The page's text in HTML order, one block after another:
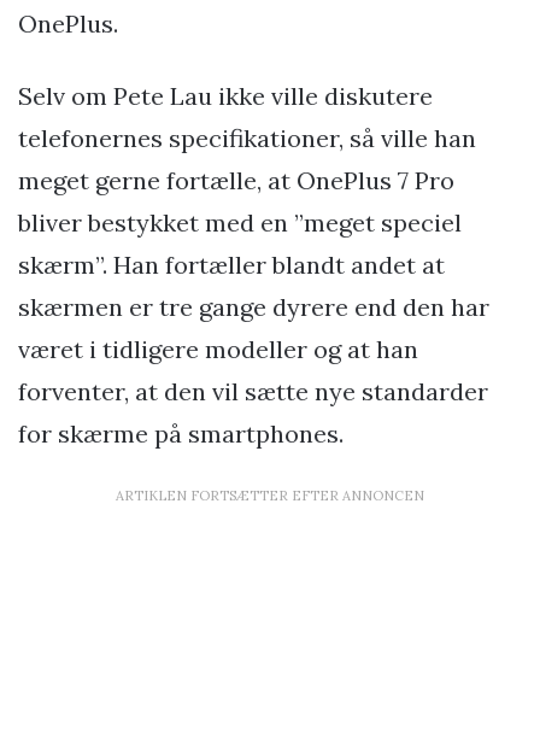
OnePlus.
Selv om Pete Lau ikke ville diskutere
telefonernes specifikationer, så ville han
meget gerne fortælle, at OnePlus 7 Pro
bliver bestykket med en ”meget speciel
skærm”. Han fortæller blandt andet at
skærmen er tre gange dyrere end den har
været i tidligere modeller og at han
forventer, at den vil sætte nye standarder
for skærme på smartphones.
ARTIKLEN FORTSÆTTER EFTER ANNONCEN